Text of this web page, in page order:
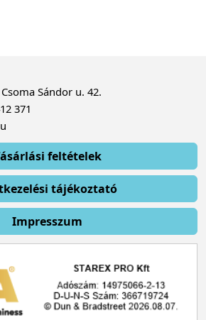
Sándor u. 42.
371
feltételek
tájékoztató
Impresszum